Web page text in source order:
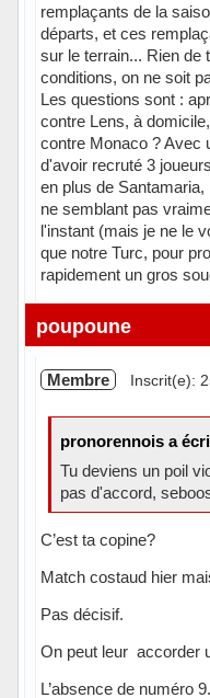
remplaçants de la
départs, et ces
sur le terrain... Rien de
conditions, on ne soit
Les questions sont :
contre Lens, à
contre Monaco ? Avec
d'avoir recruté 3
en plus de
ne semblant pas
l'instant (mais je ne le
que notre Turc, pour
rapidement un gros
Hors ligne
poupoune
Membre Inscrit(e):
pronorennois a
Tu deviens un poil
pas d'accord,
C’est ta copine?
Match costaud hier
Pas décisif.
On peut leur accorder
L’absence de numéro 9.